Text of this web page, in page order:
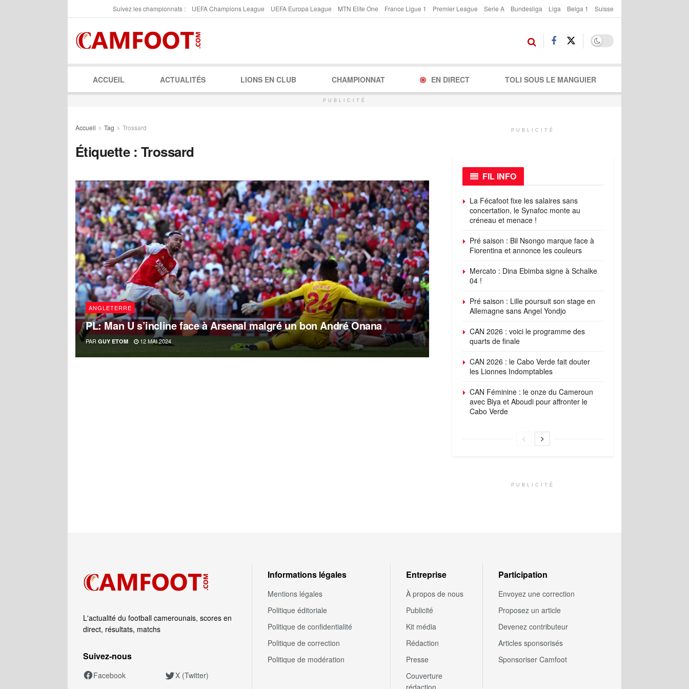
Suivez les championnats : UEFA Champions League UEFA Europa League MTN Elite One France Ligue 1 Premier League Serie A Bundesliga Liga Belga 1 Suisse
ACCUEIL ACTUALITÉS LIONS EN CLUB CHAMPIONNAT EN DIRECT TOLI SOUS LE MANGUIER
PUBLICITÉ
Accueil Tag Trossard
Étiquette : Trossard
ANGLETERRE
PL: Man U s’incline face à Arsenal malgré un bon André Onana
PAR GUY ETOM 12 MAI 2024
PUBLICITÉ
FIL INFO
La Fécafoot fixe les salaires sans
concertation, le Synafoc monte au
créneau et menace !
Pré saison : Bil Nsongo marque face à
Fiorentina et annonce les couleurs
Mercato : Dina Ebimba signe à Schalke
04 !
Pré saison : Lille poursuit son stage en
Allemagne sans Angel Yondjo
CAN 2026 : voici le programme des
quarts de finale
CAN 2026 : le Cabo Verde fait douter
les Lionnes Indomptables
CAN Féminine : le onze du Cameroun
avec Biya et Aboudi pour affronter le
Cabo Verde
PUBLICITÉ
L'actualité du football camerounais, scores en
direct, résultats, matchs
Suivez‑nous
Facebook X (Twitter)
Informations légales
Mentions légales
Politique éditoriale
Politique de confidentialité
Politique de correction
Politique de modération
Entreprise
À propos de nous
Publicité
Kit média
Rédaction
Presse
Couverture
rédaction
Participation
Envoyez une correction
Proposez un article
Devenez contributeur
Articles sponsorisés
Sponsoriser Camfoot